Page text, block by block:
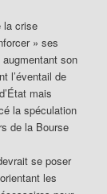
la crise
» ses
son
l’éventail de
mais
la spéculation
de la Bourse
se poser
les